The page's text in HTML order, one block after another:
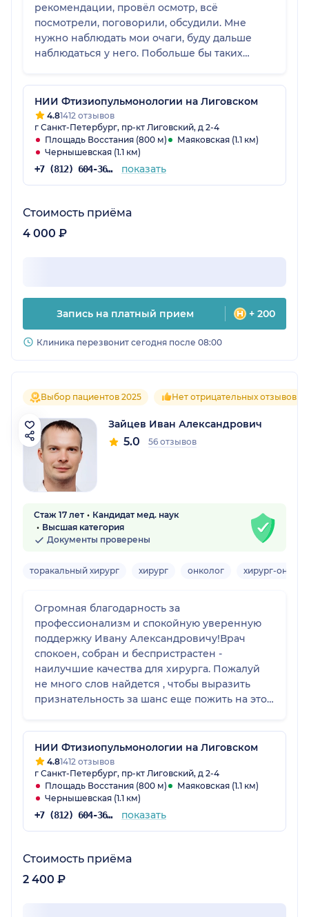
рекомендации, провёл осмотр, всё
посмотрели, поговорили, обсудили. Мне
нужно наблюдать мои очаги, буду дальше
наблюдаться у него. Побольше бы таких
НИИ Фтизиопульмонологии на Лиговском
4.81412 отзывов
г Санкт-Петербург, пр-кт Лиговский, д 2-4
Площадь Восстания (800 м)
Маяковская (1.1 км)
Чернышевская (1.1 км)
+7 (812) 604-36-34 показать
Стоимость приёма
4 000 ₽
Запись на платный прием + 200
Клиника перезвонит сегодня после 08:00
Выбор пациентов 2025 Нет отрицательных отзывов
Зайцев Иван Александрович
5.0 56 отзывов
Стаж 17 лет
Кандидат мед. наук
Высшая категория
Документы проверены
торакальный хирург хирург онколог хирург-
Огромная благодарность за
профессионализм и спокойную уверенную
поддержку Ивану Александровичу!Врач
спокоен, собран и беспристрастен -
наилучшие качества для хирурга. Пожалуй
не много слов найдется , чтобы выразить
признательность за шанс еще пожить на этой
НИИ Фтизиопульмонологии на Лиговском
4.81412 отзывов
г Санкт-Петербург, пр-кт Лиговский, д 2-4
Площадь Восстания (800 м)
Маяковская (1.1 км)
Чернышевская (1.1 км)
+7 (812) 604-36-34 показать
Стоимость приёма
2 400 ₽